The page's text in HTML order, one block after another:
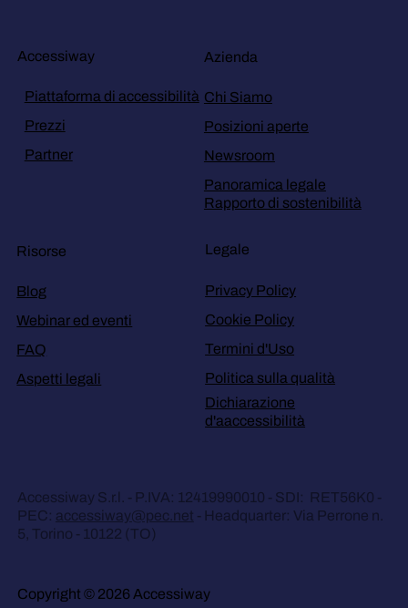
Accessiway
Piattaforma di accessibilità
Prezzi
Partner
Azienda
Chi Siamo
Posizioni aperte
Newsroom
Panoramica legale
Rapporto di sostenibilità
Risorse
Blog
Webinar ed eventi
FAQ
Aspetti legali
Legale
Privacy Policy
Cookie Policy
Termini d'Uso
Politica sulla qualità
Dichiarazione
d'aaccessibilità
Accessiway S.r.l. - P.IVA: 12419990010 - SDI: RET56K0 -
PEC: accessiway@pec.net - Headquarter: Via Perrone n.
5, Torino - 10122 (TO)
Copyright © 2026 Accessiway